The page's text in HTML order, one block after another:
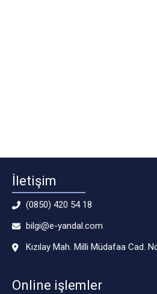
Online işlemler
İletişim
(0850) 420 54 18
bilgi@e-yandal.com
Kızılay Mah. Milli Müdafaa Cad.